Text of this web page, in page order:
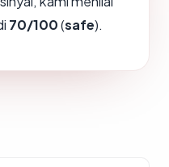
70/100(safe).